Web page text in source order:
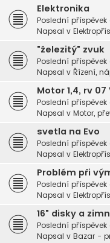
Elektronika
Poslední příspěvek
Napsal v
"železitý" zvuk
Poslední příspěvek
Napsal v Řízení,
Motor 1,4, rv
Poslední příspěvek
Napsal v Motor,
svetla na Evo
Poslední příspěvek
Napsal v
Problém při
Poslední příspěvek
Napsal v
16" disky a
Poslední příspěvek
Napsal v Bazar -